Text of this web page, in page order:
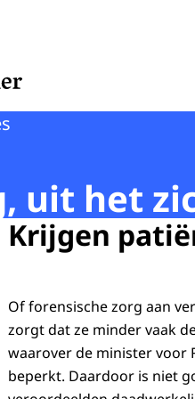
Rekenkamer
uit het
Krijgen
Of forensische zorg aan
zorgt dat ze minder vaak
waarover de minister voor
beperkt. Daardoor is niet